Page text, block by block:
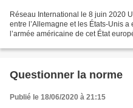
Réseau International le 8 juin 2020
entre l’Allemagne et les États-Unis
l’armée américaine de cet État
Questionner la norme
Publié le 18/06/2020 à 21:15